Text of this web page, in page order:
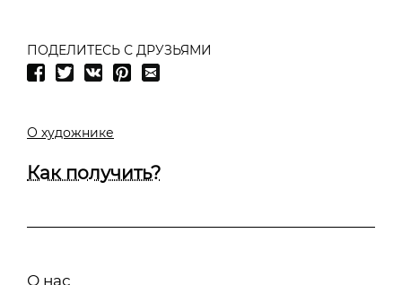
ПОДЕЛИТЕСЬ С ДРУЗЬЯМИ
О художнике
Как получить?
О нас